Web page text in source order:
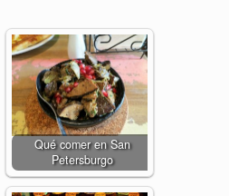
Qué comer en San
Petersburgo